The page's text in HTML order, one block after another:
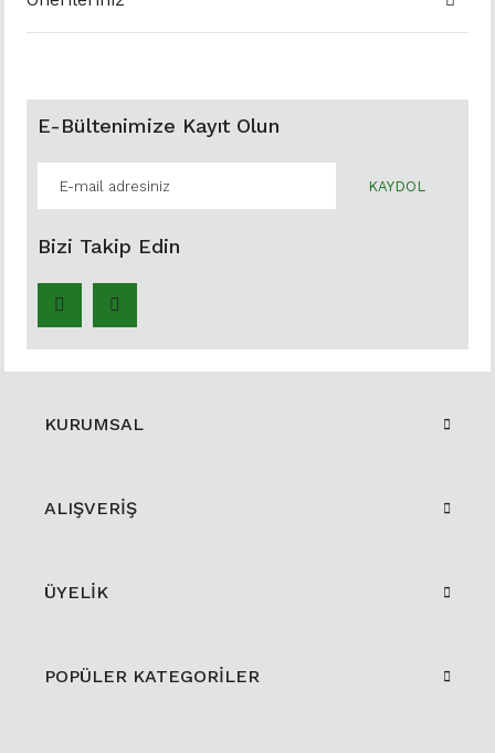
E-Bültenimize Kayıt Olun
KAYDOL
Bizi Takip Edin
KURUMSAL
ALIŞVERİŞ
ÜYELİK
POPÜLER KATEGORİLER